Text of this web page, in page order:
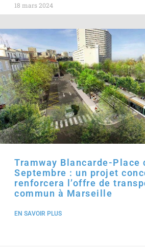
18 mars 2024
Tramway Blancarde-Place
Septembre : un projet
renforcera l’offre de
commun à Marseille
EN SAVOIR PLUS